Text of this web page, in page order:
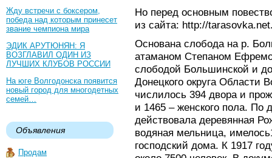
Жду встречи с боксером,
победа над которым принесет
звание чемпиона мира
ЭДИК АРУТЮНЯН: Я
ВОЗГЛАВИЛ ОДИН ИЗ
ЛУЧШИХ КЛУБОВ РОССИИ
На юге Волгодонска появится
новый город для многодетных
семей…
Объявления
Продам
Но перед основным
из сайта: http://
Основана слобода на р.
атаманом Степаном
слободой Большинской и
Донецкого округа Области
числилось 394 двора и
и 1465 – женского пола. По
действовала деревянная
водяная мельница,
господский дома. К 1917